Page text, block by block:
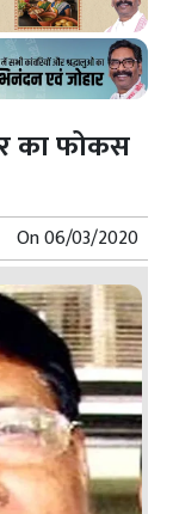
का फोकस
On06/03/2020